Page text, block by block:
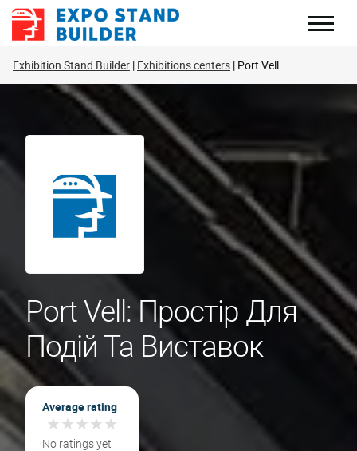
Перейти
Exhibition Stand Builder Exhibitions centers Port Vell
Port Vell: Простір Для
Подій Та Виставок
Average rating
★★★★★
★★★★★
No ratings yet